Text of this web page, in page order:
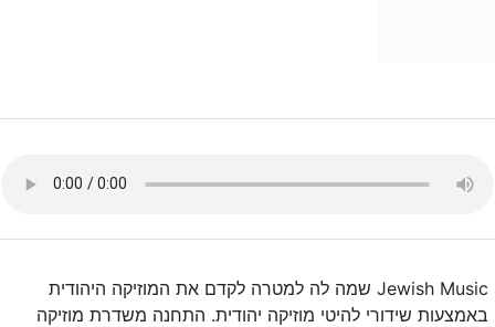
Jewish Music שמה לה למטרה לקדם את המוזיקה היהודית
באמצעות שידורי להיטי מוזיקה יהודית. התחנה משדרת מוזיקה